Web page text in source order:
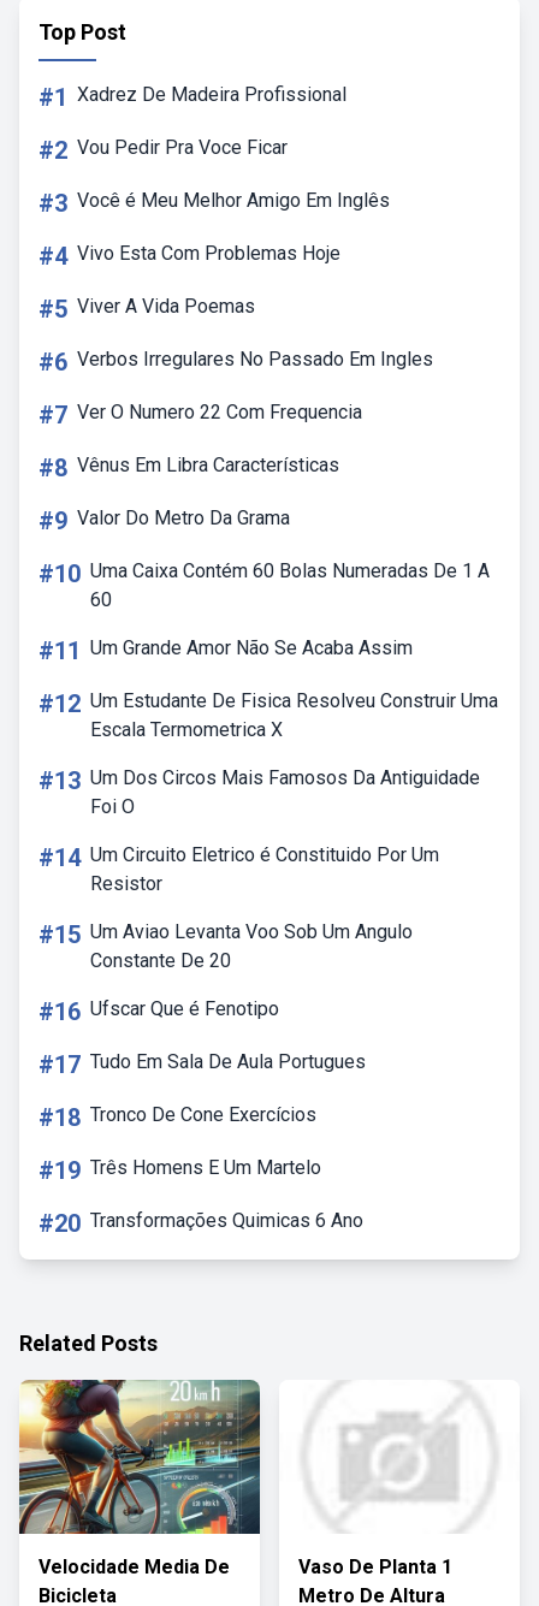
Top Post
#1 Xadrez De Madeira Profissional
#2 Vou Pedir Pra Voce Ficar
#3 Você é Meu Melhor Amigo Em Inglês
#4 Vivo Esta Com Problemas Hoje
#5 Viver A Vida Poemas
#6 Verbos Irregulares No Passado Em Ingles
#7 Ver O Numero 22 Com Frequencia
#8 Vênus Em Libra Características
#9 Valor Do Metro Da Grama
#10 Uma Caixa Contém 60 Bolas Numeradas De 1 A
60
#11 Um Grande Amor Não Se Acaba Assim
#12 Um Estudante De Fisica Resolveu Construir Uma
Escala Termometrica X
#13 Um Dos Circos Mais Famosos Da Antiguidade
Foi O
#14 Um Circuito Eletrico é Constituido Por Um
Resistor
#15 Um Aviao Levanta Voo Sob Um Angulo
Constante De 20
#16 Ufscar Que é Fenotipo
#17 Tudo Em Sala De Aula Portugues
#18 Tronco De Cone Exercícios
#19 Três Homens E Um Martelo
#20 Transformações Quimicas 6 Ano
Related Posts
Velocidade Media De
Bicicleta
Vaso De Planta 1
Metro De Altura